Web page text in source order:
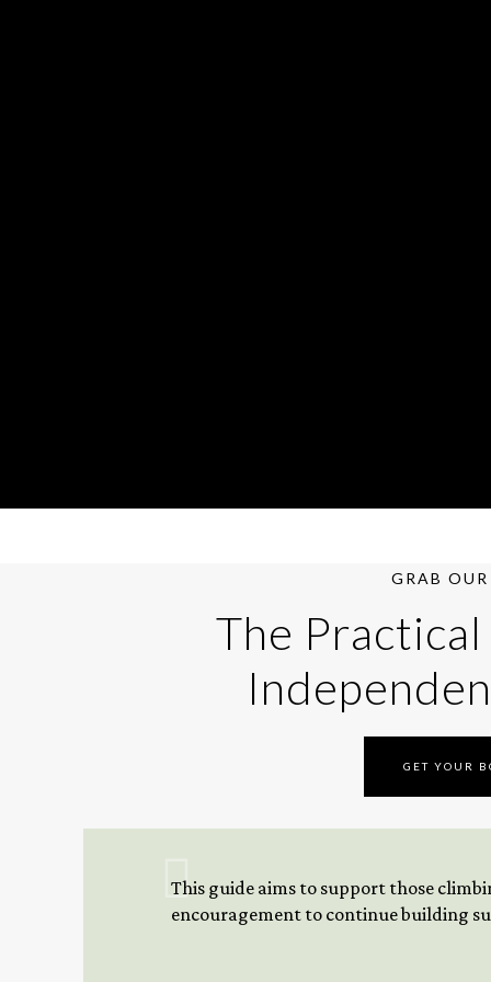
GRAB
The
GET YOUR
This guide aims to support those
encouragement to continue building